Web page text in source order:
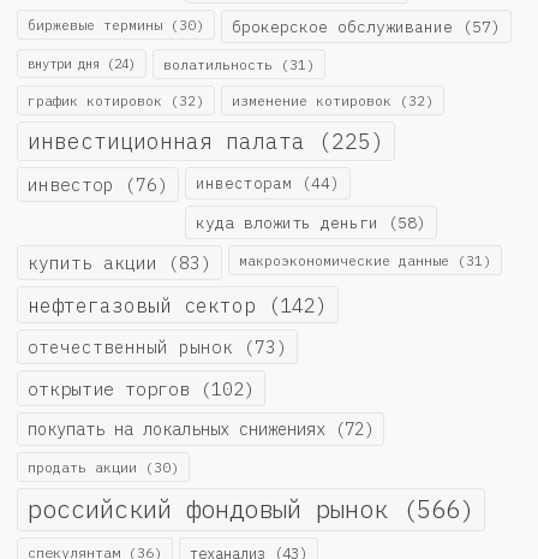
биржевые термины (30) брокерское обслуживание (57)
внутри дня (24) волатильность (31)
график котировок (32) изменение котировок (32)
инвестиционная палата (225)
инвестор (76) инвесторам (44)
куда вложить деньги (58)
купить акции (83) макроэкономические данные (31)
нефтегазовый сектор (142)
отечественный рынок (73)
открытие торгов (102)
покупать на локальных снижениях (72)
продать акции (30)
российский фондовый рынок (566)
спекулянтам (36) теханализ (43)